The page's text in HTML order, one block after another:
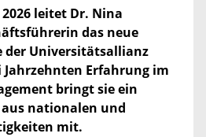
leitet Dr. Nina
das neue
der Universitätsallianz
Erfahrung im
bringt sie ein
nationalen und
mit.